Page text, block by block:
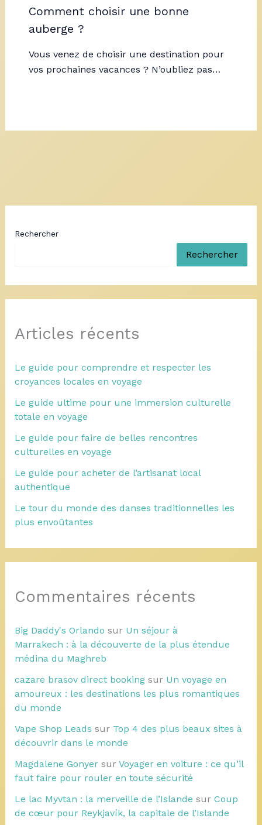
Comment choisir une bonne
auberge ?
Vous venez de choisir une destination pour
vos prochaines vacances ? N’oubliez pas…
Rechercher
Rechercher
Articles récents
Le guide pour comprendre et respecter les
croyances locales en voyage
Le guide ultime pour une immersion culturelle
totale en voyage
Le guide pour faire de belles rencontres
culturelles en voyage
Le guide pour acheter de l’artisanat local
authentique
Le tour du monde des danses traditionnelles les
plus envoûtantes
Commentaires récents
Big Daddy's Orlando sur Un séjour à
Marrakech : à la découverte de la plus étendue
médina du Maghreb
cazare brasov direct bookingsur Un voyage en
amoureux : les destinations les plus romantiques
du monde
Vape Shop Leads sur Top 4 des plus beaux sites à
découvrir dans le monde
Magdalene Gonyersur Voyager en voiture : ce qu’il
faut faire pour rouler en toute sécurité
Le lac Myvtan : la merveille de l’Islande sur Coup
de cœur pour Reykjavík, la capitale de l’Islande